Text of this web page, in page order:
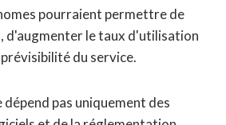
pourraient permettre de
d'augmenter le taux d'utilisation
du service.
dépend pas uniquement des